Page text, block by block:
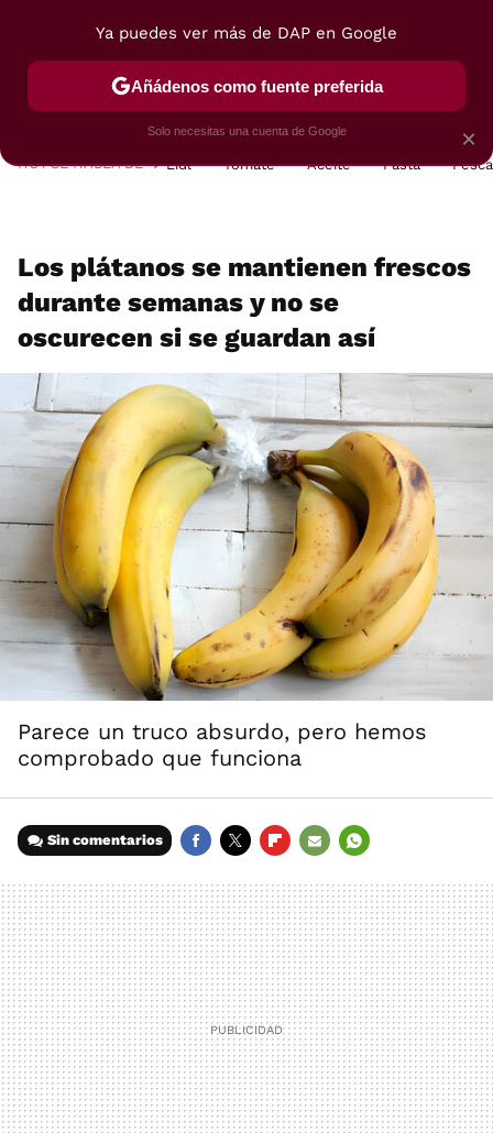
POSTRES VIAJES SELECCIÓN VEGUI
HOY SE HABLA DE Lidl Tomate Aceite Pasta
Los plátanos se mantienen frescos
durante semanas y no se
oscurecen si se guardan así
Parece un truco absurdo, pero hemos
comprobado que funciona
Sin comentarios
MAIL
×
Ya puedes ver más de DAP en Google
Añádenos como fuente preferida
Solo necesitas una cuenta de Google